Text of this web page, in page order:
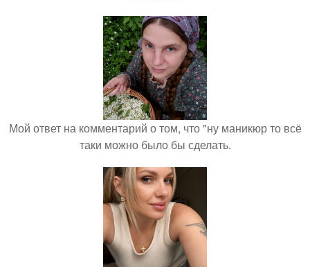
Мой ответ на комментарий о том, что "ну маникюр то всё
таки можно было бы сделать.